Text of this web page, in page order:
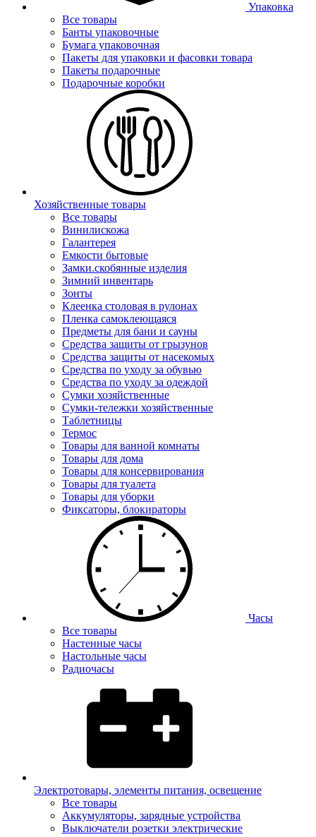
Упаковка
Все товары
Банты упаковочные
Бумага упаковочная
Пакеты для упаковки и фасовки товара
Пакеты подарочные
Подарочные коробки
Хозяйственные товары
Все товары
Винилискожа
Галантерея
Емкости бытовые
Замки.скобянные изделия
Зимний инвентарь
Зонты
Клеенка столовая в рулонах
Пленка самоклеющаяся
Предметы для бани и сауны
Средства защиты от грызунов
Средства защиты от насекомых
Средства по уходу за обувью
Средства по уходу за одеждой
Сумки хозяйственные
Сумки-тележки хозяйственные
Таблетницы
Термос
Товары для ванной комнаты
Товары для дома
Товары для консервирования
Товары для туалета
Товары для уборки
Фиксаторы, блокираторы
Часы
Все товары
Настенные часы
Настольные часы
Радиочасы
Электротовары, элементы питания, освещение
Все товары
Аккумуляторы, зарядные устройства
Выключатели розетки электрические